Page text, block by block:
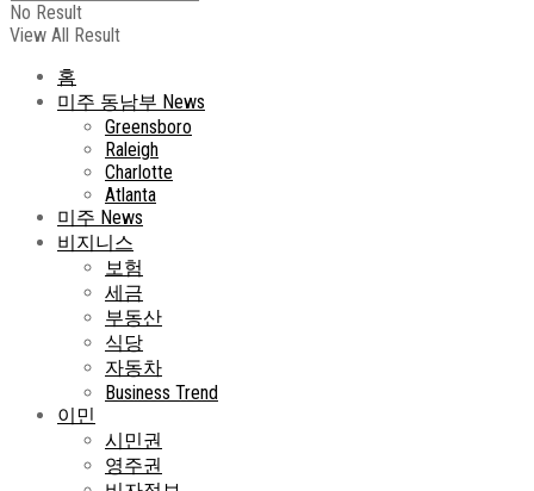
No Result
View All Result
홈
미주 동남부 News
Greensboro
Raleigh
Charlotte
Atlanta
미주 News
비지니스
보험
세금
부동산
식당
자동차
Business Trend
이민
시민권
영주권